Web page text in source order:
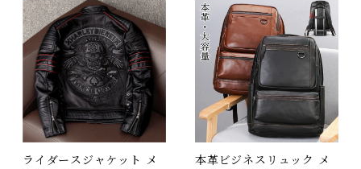
ライダースジャケット メ
本革ビジネスリュック メ